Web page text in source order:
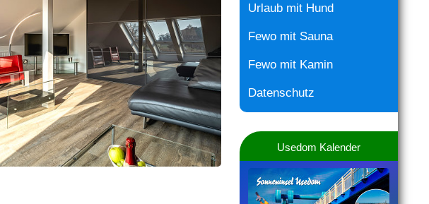
Urlaub mit Hund
Fewo mit Sauna
Fewo mit Kamin
Datenschutz
Usedom Kalender